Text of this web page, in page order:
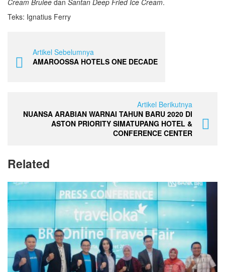
Cream Brulee dan Santan Deep Fried Ice Cream.
Teks: Ignatius Ferry
Artikel Sebelumnya
AMAROOSSA HOTELS ONE DECADE
Artikel Berikutnya
NUANSA ARABIAN WARNAI TAHUN BARU 2020 DI
ASTON PRIORITY SIMATUPANG HOTEL &
CONFERENCE CENTER
Related